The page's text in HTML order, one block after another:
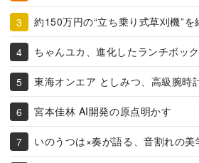
約150万円の“立ち乗り式草刈機”を
ちゃんユカ、進化したランチボッ
東海オンエア としみつ、高級腕時
宮本佳林 AI開発の原点明かす
いのうつは×奏が語る、音割れの美